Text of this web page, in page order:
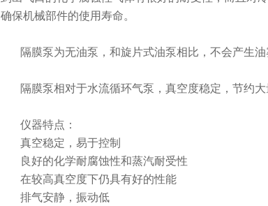
确保机械部件的使用寿命。
隔膜泵为无油泵，和旋片式油泵相比，不会产生
隔膜泵相对于水流循环气泵，真空度稳定，节约
仪器特点：
真空稳定，易于控制
良好的化学耐腐蚀性和蒸汽耐受性
在较高真空度下仍具有好的性能
排气安静，振动低